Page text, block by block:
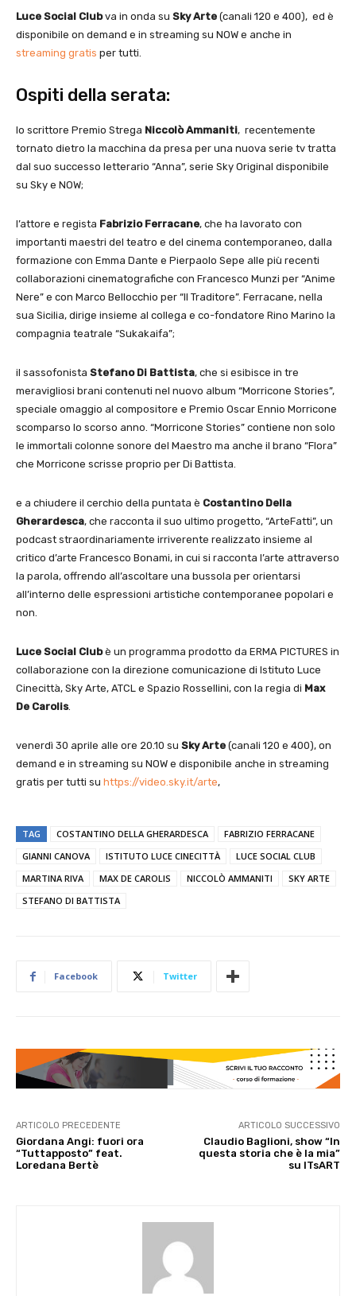
Luce Social Clubva in onda su Sky Arte (canali 120 e 400), ed è
disponibile on demand e in streaming su NOW e anche in
streaming gratis per tutti.
Ospiti della serata:
lo scrittore Premio Strega Niccolò Ammaniti, recentemente
tornato dietro la macchina da presa per una nuova serie tv tratta
dal suo successo letterario “Anna”, serie Sky Original disponibile
su Sky e NOW;
l’attore e regista Fabrizio Ferracane, che ha lavorato con
importanti maestri del teatro e del cinema contemporaneo, dalla
formazione con Emma Dante e Pierpaolo Sepe alle più recenti
collaborazioni cinematografiche con Francesco Munzi per “Anime
Nere” e con Marco Bellocchio per “Il Traditore”. Ferracane, nella
sua Sicilia, dirige insieme al collega e co-fondatore Rino Marino la
compagnia teatrale “Sukakaifa”;
il sassofonista Stefano Di Battista, che si esibisce in tre
meravigliosi brani contenuti nel nuovo album “Morricone Stories”,
speciale omaggio al compositore e Premio Oscar Ennio Morricone
scomparso lo scorso anno. “Morricone Stories” contiene non solo
le immortali colonne sonore del Maestro ma anche il brano “Flora”
che Morricone scrisse proprio per Di Battista.
e a chiudere il cerchio della puntata è Costantino Della
Gherardesca, che racconta il suo ultimo progetto, “ArteFatti”, un
podcast straordinariamente irriverente realizzato insieme al
critico d’arte Francesco Bonami, in cui si racconta l’arte attraverso
la parola, offrendo all’ascoltare una bussola per orientarsi
all’interno delle espressioni artistiche contemporanee popolari e
non.
Luce Social Clubè un programma prodotto da ERMA PICTURES in
collaborazione con la direzione comunicazione di Istituto Luce
Cinecittà, Sky Arte, ATCL e Spazio Rossellini, con la regia di Max
De Carolis.
venerdì 30 aprile alle ore 20.10 su Sky Arte (canali 120 e 400), on
demand e in streaming su NOW e disponibile anche in streaming
gratis per tutti su https://video.sky.it/arte,
TAG COSTANTINO DELLA GHERARDESCA
FABRIZIO FERRACANE
GIANNI CANOVA
ISTITUTO LUCE CINECITTÀ
LUCE SOCIAL CLUB
MARTINA RIVA
MAX DE CAROLIS NICCOLÒ AMMANITI
SKY ARTE
STEFANO DI BATTISTA
Facebook Twitter
ARTICOLO PRECEDENTE
Giordana Angi: fuori ora
“Tuttapposto” feat.
Loredana Bertè
ARTICOLO SUCCESSIVO
Claudio Baglioni, show “In
questa storia che è la mia”
su ITsART